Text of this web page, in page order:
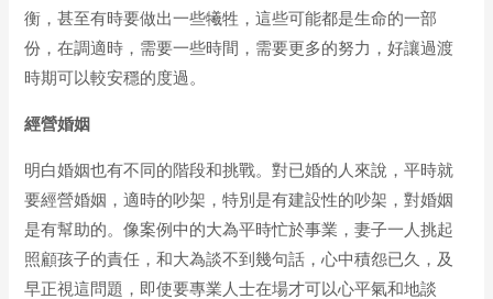
衡，甚至有時要做出一些犧牲，這些可能都是生命的一部
份，在調適時，需要一些時間，需要更多的努力，好讓過渡
時期可以較安穩的度過。
經營婚姻
明白婚姻也有不同的階段和挑戰。對已婚的人來說，平時就
要經營婚姻，適時的吵架，特別是有建設性的吵架，對婚姻
是有幫助的。像案例中的大為平時忙於事業，妻子一人挑起
照顧孩子的責任，和大為談不到幾句話，心中積怨已久，及
早正視這問題，即使要專業人士在場才可以心平氣和地談